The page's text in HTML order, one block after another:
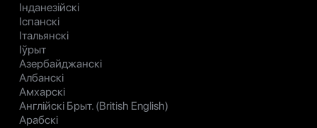
Інданезійскі
Іспанскі
Італьянскі
Іўрыт
Азербайджанскі
Албанскі
Амхарскі
Англійскі Брыт. (British English)
Арабскі